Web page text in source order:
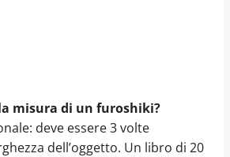
misura di un furoshiki?
deve essere 3 volte
dell’oggetto. Un libro di 20